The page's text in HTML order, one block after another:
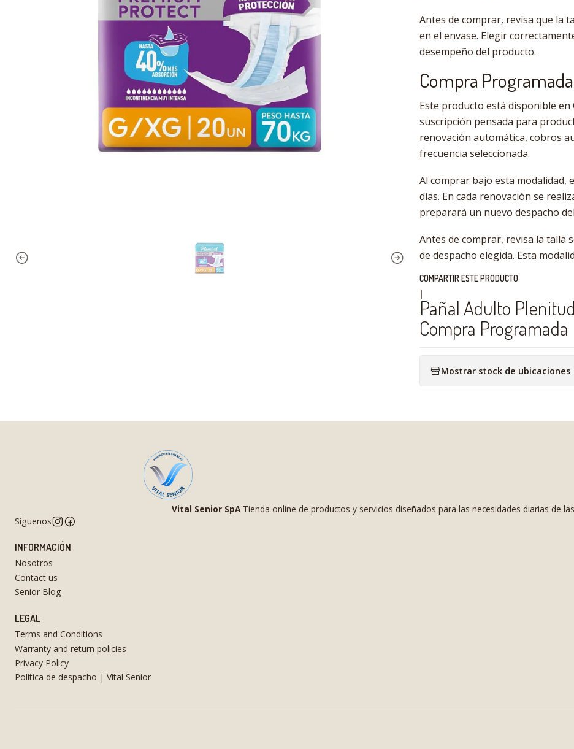
Antes de comprar, revisa que la
en el envase. Elegir
desempeño del producto.
Compra
Este producto está disponible
suscripción pensada para
renovación automática, cobros
frecuencia seleccionada.
Al comprar bajo esta modalidad,
días. En cada renovación se
preparará un nuevo despacho
Antes de comprar, revisa la talla
de despacho elegida. Esta
COMPARTIR ESTE PRODUCTO
|
Pañal Adulto
Compra Programada
Mostrar stock de ubicaciones
Vital Senior SpATienda online de productos y servicios diseñados para las necesidades diarias de
Síguenos
INFORMACIÓN
Nosotros
Contact us
Senior Blog
LEGAL
Terms and Conditions
Warranty and return policies
Privacy Policy
Política de despacho | Vital Senior